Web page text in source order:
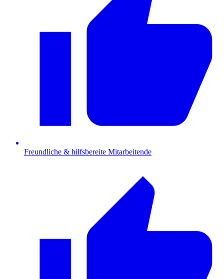
Freundliche & hilfsbereite Mitarbeitende